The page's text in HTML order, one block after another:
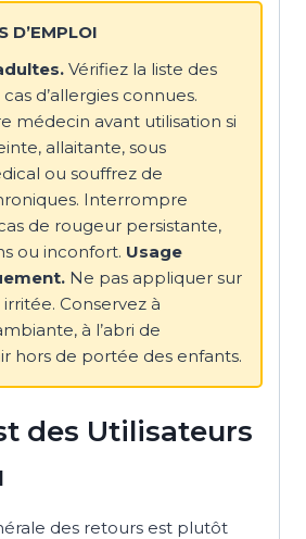
D’EMPLOI
Vérifiez la liste des
d’allergies connues.
médecin avant utilisation si
allaitante, sous
ou souffrez de
Interrompre
de rougeur persistante,
ou inconfort. Usage
Ne pas appliquer sur
Conservez à
à l’abri de
hors de portée des enfants.
des Utilisateurs
des retours est plutôt